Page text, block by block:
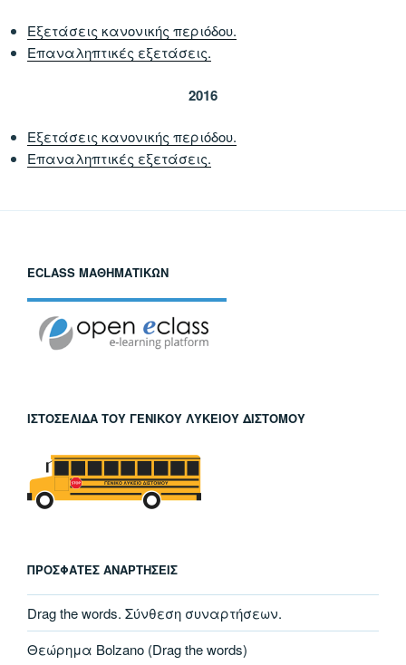
Εξετάσεις κανονικής περιόδου.
Επαναληπτικές εξετάσεις.
2016
Εξετάσεις κανονικής περιόδου.
Επαναληπτικές εξετάσεις.
ECLASS ΜΑΘΗΜΑΤΙΚΏΝ
ΙΣΤΟΣΕΛΊΔΑ ΤΟΥ ΓΕΝΙΚΟΎ ΛΥΚΕΊΟΥ ΔΙΣΤΌΜΟΥ
ΠΡΌΣΦΑΤΕΣ ΑΝΑΡΤΉΣΕΙΣ
Drag the words. Σύνθεση συναρτήσεων.
Θεώρημα Bolzano (Drag the words)